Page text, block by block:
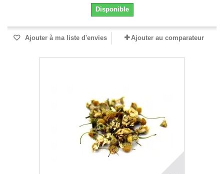
Disponible
Ajouter à ma liste d'envies Ajouter au comparateur